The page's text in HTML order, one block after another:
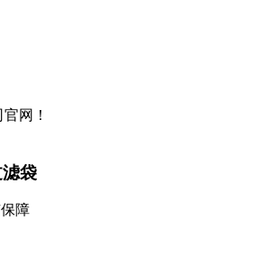
网！
袋
障